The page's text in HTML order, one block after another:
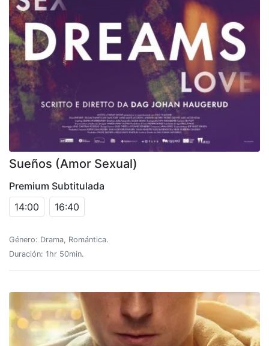
Sueños (amor Sexual)
Premium Subtitulada
14:00
16:40
Género: Drama, Romántica.
Duración: 1hr 50min.